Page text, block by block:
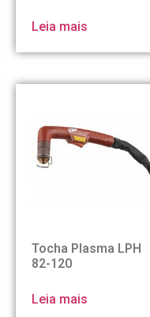
Leia mais
Tocha Plasma LPH
82-120
Leia mais